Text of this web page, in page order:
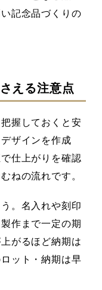
記念品づくりの
える注意点
握しておくと安
ザインを作成
仕上がりを確認
ねの流れです。
。名入れや刻印
作まで一定の期
がるほど納期は
ット・納期は早